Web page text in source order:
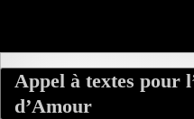
Appel à textes pour
d’Amour